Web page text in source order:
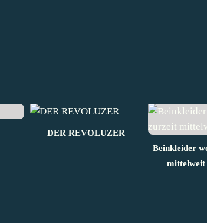
DER REVOLUZER
Beinkleider
mittelweit